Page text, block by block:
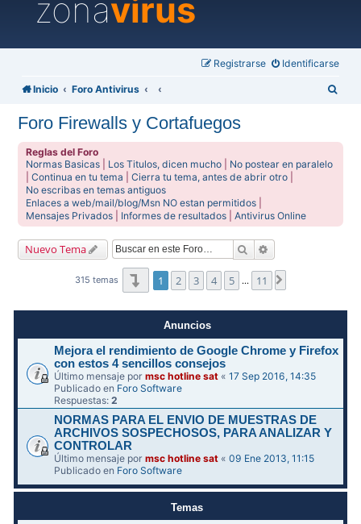
zonavirus
Identificarse
Registrarse
Inicio Foro Antivirus
Foro Firewalls y Cortafuegos
Reglas del Foro
Normas Basicas
Los Titulos, dicen mucho
No postear en paralelo
|Continua en tu tema |Cierra tu tema, antes de abrir otro
No escribas en temas antiguos
Enlaces a web/mail/blog/Msn NO estan permitidos
Mensajes Privados
Informes de resultados |Antivirus Online
Nuevo Tema Buscar
315 temas Página1de11
1 2 3 4 5 … 11
Anuncios
Mejora el rendimiento de Google Chrome y Firefox
con estos 4 sencillos consejos
Último mensaje pormsc hotline sat «17 Sep 2016, 14:35
Publicado en Foro Software
Respuestas:2
NORMAS PARA EL ENVIO DE MUESTRAS DE
ARCHIVOS SOSPECHOSOS, PARA ANALIZAR Y
CONTROLAR
Último mensaje pormsc hotline sat «09 Ene 2013, 11:15
Publicado en Foro Software
Temas